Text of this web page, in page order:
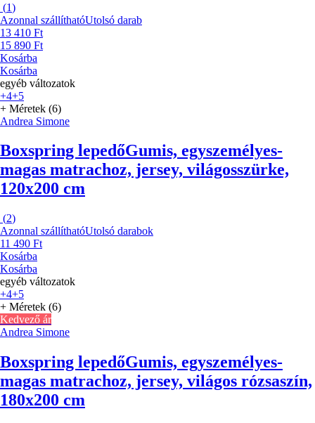
(1)
Azonnal szállíthatóUtolsó darab
13 410 Ft
15 890 Ft
Kosárba
Kosárba
egyéb változatok
+4+5
+ Méretek (6)
Andrea Simone
Boxspring lepedőGumis, egyszemélyes-
magas matrachoz, jersey, világosszürke,
120x200 cm
(2)
Azonnal szállíthatóUtolsó darabok
11 490 Ft
Kosárba
Kosárba
egyéb változatok
+4+5
+ Méretek (6)
Kedvező ár
Andrea Simone
Boxspring lepedőGumis, egyszemélyes-
magas matrachoz, jersey, világos rózsaszín,
180x200 cm